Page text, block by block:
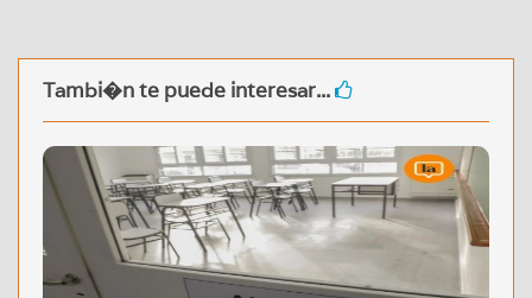
Tambi�n te puede interesar...